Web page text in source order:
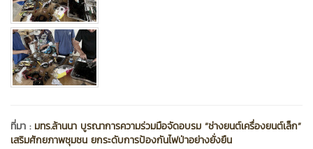
ที่มา : มทร.ล้านนา บูรณาการความร่วมมือจัดอบรม “ช่างยนต์เครื่องยนต์เล็ก”
เสริมศักยภาพชุมชน ยกระดับการป้องกันไฟป่าอย่างยั่งยืน